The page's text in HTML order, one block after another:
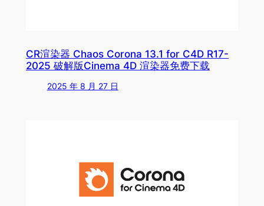
CR渲染器 Chaos Corona 13.1 for C4D R17-
2025 破解版Cinema 4D 渲染器免费下载
2025 年 8 月 27 日